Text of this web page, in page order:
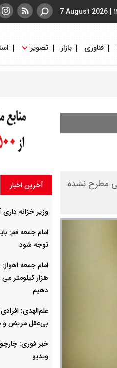
|
7 August 2026
فناوری بازار تصویر
مطرح نشده
آخرین اخبار
وزیر خزانه
امام جمعه قم:
توجه شود
هزار کیلومتر
دهیم
علم‌الهدی:
بی‌عقل مریض و
خبر فوری:
ویدیو